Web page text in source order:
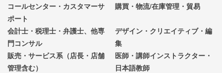
コールセンター・カスタマーサ
ポート
購買・物流/在庫管理・貿易
会計士・税理士・弁護士、他専
門コンサル
デザイン・クリエイティブ・編
集
販売・サービス系（店長・店舗
管理含む）
医師・講師インストラクター・
日本語教師